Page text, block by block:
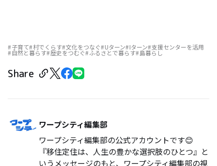
子育て 村でくらす 文化をつなぐ Uターン Iターン 支援センターを活用
自然と暮らす 歴史をつむぐ ふるさとで暮らす 島暮らし
Share
ワープシティ編集部
ワープシティ編集部の公式アカウントです😊
『移住定住は、人生の豊かな選択肢のひとつ』と
いうメッセージのもと、ワープシティ編集部の視